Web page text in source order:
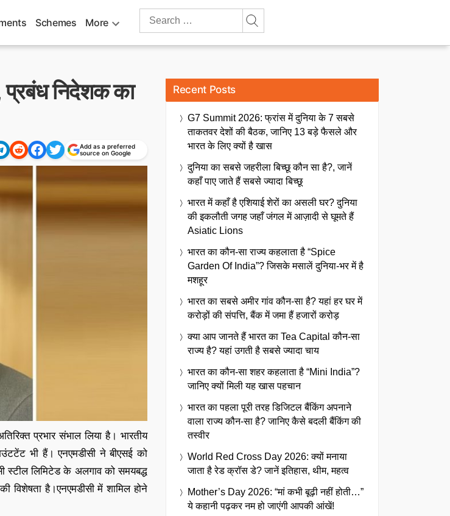
Schemes More
Search
प्रबंध निदेशक का
Add as a preferred
source on Google
प्रभार संभाल लिया है। भारतीय
भी हैं। एनएमडीसी ने बीएसई को
स्टील लिमिटेड के अलगाव को समयबद्ध
विशेषता है।एनएमडीसी में शामिल होने
Recent Posts
G7 Summit 2026: फ्रांस में दुनिया के 7 सबसे
ताकतवर देशों की बैठक, जानिए 13 बड़े फैसले और
भारत के लिए क्यों है खास
दुनिया का सबसे जहरीला बिच्छू कौन सा है?, जानें
कहाँ पाए जाते हैं सबसे ज्यादा बिच्छू
भारत में कहाँ है एशियाई शेरों का असली घर? दुनिया
की इकलौती जगह जहाँ जंगल में आज़ादी से घूमते हैं
Asiatic Lions
भारत का कौन-सा राज्य कहलाता है “Spice
Garden Of India”? जिसके मसालें दुनिया-भर में है
मशहूर
भारत का सबसे अमीर गांव कौन-सा है? यहां हर घर में
करोड़ों की संपत्ति, बैंक में जमा हैं हजारों करोड़
क्या आप जानते हैं भारत का Tea Capital कौन-सा
राज्य है? यहां उगती है सबसे ज्यादा चाय
भारत का कौन-सा शहर कहलाता है “Mini India”?
जानिए क्यों मिली यह खास पहचान
भारत का पहला पूरी तरह डिजिटल बैंकिंग अपनाने
वाला राज्य कौन-सा है? जानिए कैसे बदली बैंकिंग की
तस्वीर
World Red Cross Day 2026: क्यों मनाया
जाता है रेड क्रॉस डे? जानें इतिहास, थीम, महत्व
Mother’s Day 2026: “मां कभी बूढ़ी नहीं होती…”
ये कहानी पढ़कर नम हो जाएंगी आपकी आंखें!